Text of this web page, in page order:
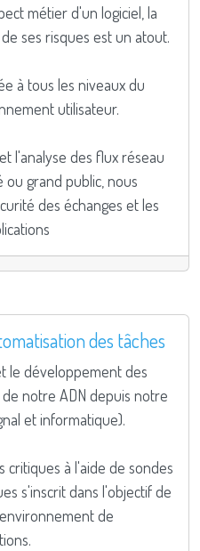
métier d'un logiciel, la
ses risques est un atout.
à tous les niveaux du
utilisateur.
l'analyse des flux réseau
grand public, nous
des échanges et les
des tâches
le développement des
notre ADN depuis notre
et informatique).
critiques à l'aide de sondes
s'inscrit dans l'objectif de
de